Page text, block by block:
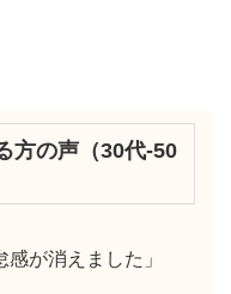
方の声（30代-50
感が消えました」